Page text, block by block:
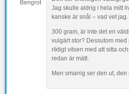
Bengrot
Jag skulle aldrig i hela mitt
kanske är snål – vad vet jag.
300 gram, är inte det en
vulgärt stor? Dessutom
riktigt vitsen med att sitta
redan är mätt.
Men smarrig ser den ut, den